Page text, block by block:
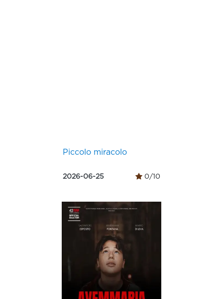
Piccolo miracolo
2026-06-25 0/10